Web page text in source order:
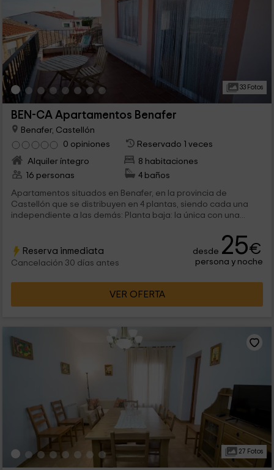
33 Fotos
BEN-CA Apartamentos Benafer
Benafer, Castellón
0 opiniones
Reservado 1 veces
Alquiler íntegro
8 habitaciones
16 personas
4 baños
Apartamentos situados en Benafer, en la provincia de
Castellón que se distribuyen en 4 plantas, siendo cada una
independiente a las demás: Planta baja: la única con una...
Reserva inmediata
Cancelación 30 días antes
desde 25€
persona y noche
VER OFERTA
27 Fotos